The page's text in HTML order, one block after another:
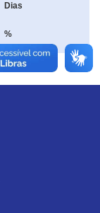
Dias
%